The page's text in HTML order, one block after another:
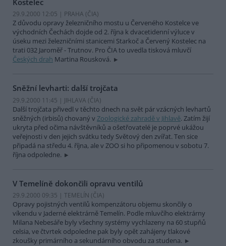
29.9.2000 12:05 | PRAHA (ČIA)
Z důvodu opravy železničního mostu u Červeného Kostelce ve
východních Čechách dojde od 2. října k dvacetidenní výluce v
úseku mezi železničními stanicemi Starkoč a Červený Kostelec na
trati 032 Jaroměř - Trutnov. Pro ČIA to uvedla tisková mluvčí
Českých drah Martina Rousková.
Sněžní levharti: další trojčata
29.9.2000 11:45 | JIHLAVA (ČIA)
Další trojčata přivedl v těchto dnech na svět pár vzácných levhartů
sněžných (irbisů) chovaný v Zoologické zahradě v Jihlavě. Zatím žijí
ukryta před očima návštěvníků a ošetřovatelé je poprvé ukážou
veřejnosti v den jejich svátku tedy Světový den zvířat. Ten sice
připadá na středu 4. října, ale v ZOO si ho připomenou v sobotu 7.
října odpoledne.
V Temelíně dokončili opravu ventilů
29.9.2000 09:35 | TEMELÍN (ČIA)
Opravy pojistných ventilů kompenzátoru objemu skončily o
víkendu v Jaderné elektrárně Temelín. Podle mluvčího elektrárny
Milana Nebesáře byly všechny systémy vychlazeny na 60 stupňů
celsia, ve čtvrtek odpoledne pak byly opět zahájeny tlakové
zkoušky primárního a sekundárního obvodu za studena.